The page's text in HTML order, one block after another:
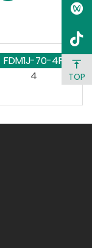
FDM1J-70-4P
4 TOP